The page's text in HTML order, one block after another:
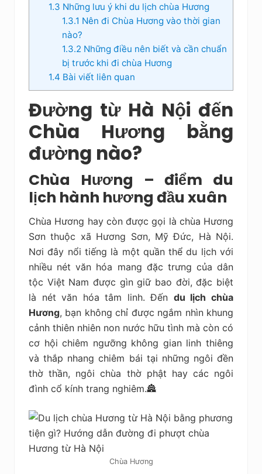
1.3 Những lưu ý khi du lịch chùa Hương
1.3.1 Nên đi Chùa Hương vào thời gian
nào?
1.3.2 Những điều nên biết và cần chuẩn
bị trước khi đi chùa Hương
1.4 Bài viết liên quan
Đường từ Hà Nội đến
Chùa Hương bằng
đường nào?
Chùa Hương – điểm du
lịch hành hương đầu xuân
Chùa Hương hay còn được gọi là chùa Hương
Sơn thuộc xã Hương Sơn, Mỹ Đức, Hà Nội.
Nơi đây nổi tiếng là một quần thể du lịch với
nhiều nét văn hóa mang đặc trưng của dân
tộc Việt Nam được gìn giữ bao đời, đặc biệt
là nét văn hóa tâm linh. Đến du lịch chùa
Hương, bạn không chỉ được ngắm nhìn khung
cảnh thiên nhiên non nước hữu tình mà còn có
cơ hội chiêm ngưỡng không gian linh thiêng
và thắp nhang chiêm bái tại những ngôi đền
thờ thần, ngôi chùa thờ phật hay các ngôi
đình cổ kính trang nghiêm.🏯
Chùa Hương